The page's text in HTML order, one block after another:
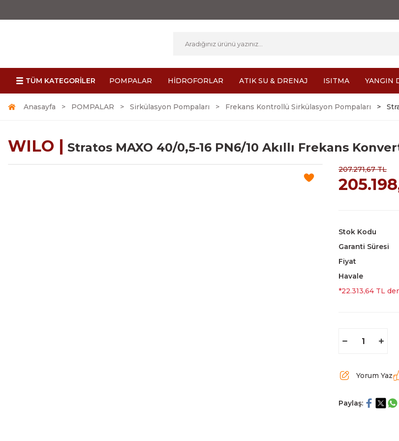
TÜM KATEGORİLER POMPALAR HİDROFORLAR ATIK SU & DRENAJ ISITMA YANGIN
Anasayfa POMPALAR Sirkülasyon Pompaları Frekans Kontrollü Sirkülasyon Pompaları
WILO | Stratos MAXO 40/0,5-16 PN6/10 Akıllı Frekans
207.271,67 TL
Stok Kodu
Garanti Süresi
Fiyat
Havale
*22.313,64 TL
Yorum Yaz
Paylaş: